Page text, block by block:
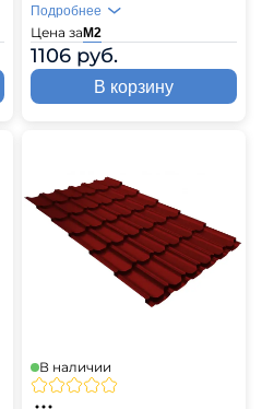
Цена заМ2
1106 руб.
Подробнее
В корзину
В наличии